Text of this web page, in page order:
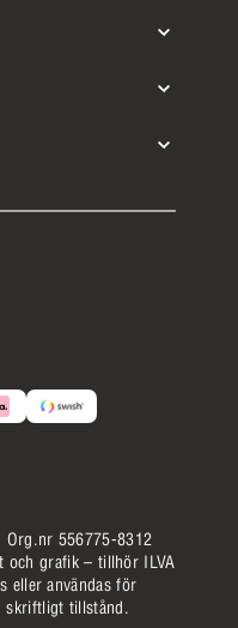
Org.nr 556775-8312
och grafik – tillhör ILVA
eller användas för
skriftligt tillstånd.